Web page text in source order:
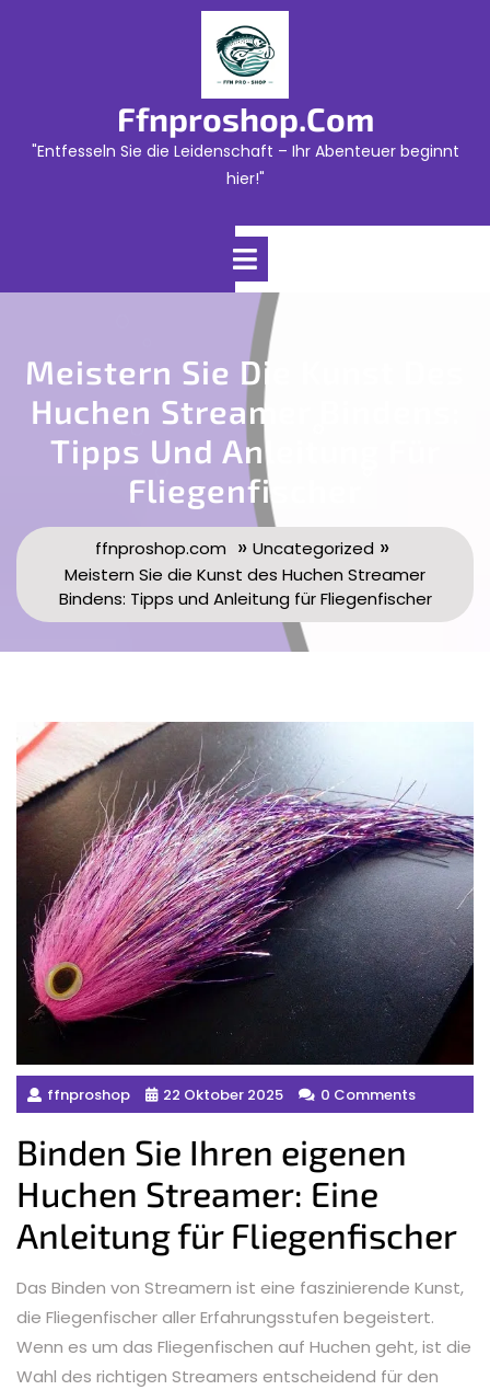
Ffnproshop.com
"Entfesseln Sie die Leidenschaft – Ihr Abenteuer beginnt
hier!"
Open
Meistern Sie Die Kunst Des
Huchen Streamer Bindens:
Tipps Und Anleitung Für
Fliegenfischer
ffnproshop.com » Uncategorized »
Meistern Sie die Kunst des Huchen Streamer
Bindens: Tipps und Anleitung für Fliegenfischer
ffnproshop 22 Oktober 2025 0 Comments
Binden Sie Ihren eigenen
Huchen Streamer: Eine
Anleitung für Fliegenfischer
Das Binden von Streamern ist eine faszinierende Kunst,
die Fliegenfischer aller Erfahrungsstufen begeistert.
Wenn es um das Fliegenfischen auf Huchen geht, ist die
Wahl des richtigen Streamers entscheidend für den